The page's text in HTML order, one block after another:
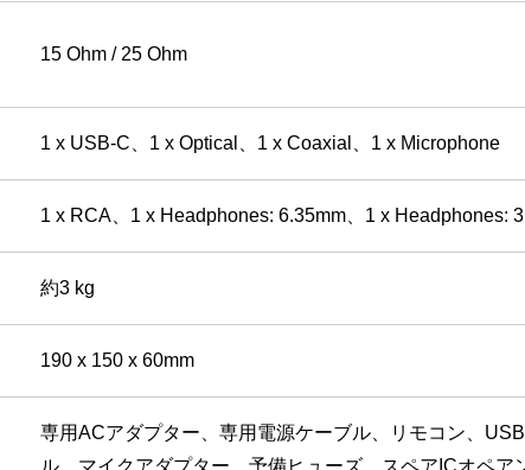
15 Ohm / 25 Ohm
1 x USB-C、1 x Optical、1 x Coaxial、1 x Microphone
1 x RCA、1 x Headphones: 6.35mm、1 x Headphones:
約3 kg
190 x 150 x 60mm
専用ACアダプター、専用電源ケーブル、リモコン、
ル、マイクアダプター、予備ヒューズ、スペアICオペア